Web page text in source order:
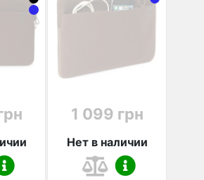
1 099 грн
Нет в наличии